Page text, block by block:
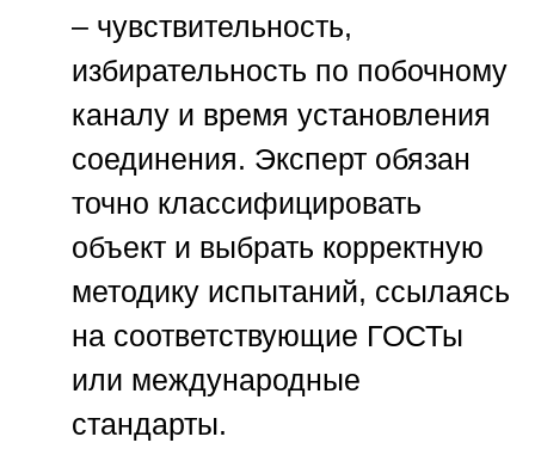
– чувствительность,
избирательность по побочному
каналу и время установления
соединения. Эксперт обязан
точно классифицировать
объект и выбрать корректную
методику испытаний, ссылаясь
на соответствующие ГОСТы
или международные
стандарты.